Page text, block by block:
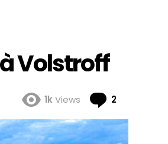
Volstroff
1kViews 2